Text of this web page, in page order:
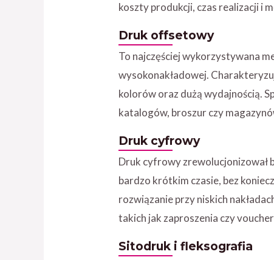
koszty produkcji, czas realizacji i
Druk offsetowy
To najczęściej wykorzystywana
wysokonakładowej.
kolorów oraz dużą wydajnością.
katalogów, broszur czy
Druk cyfrowy
Druk cyfrowy zrewolucjonizował
bardzo krótkim czasie, bez
rozwiązanie przy niskich
takich jak zaproszenia czy
Sitodruk i fleksografia